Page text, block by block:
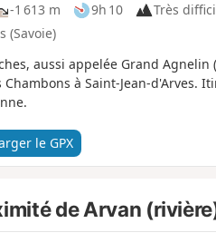
-1 613 m 9h 10
Très
(Savoie)
aussi appelée Grand
à Saint-Jean-d'Arves.
le GPX
de Arvan